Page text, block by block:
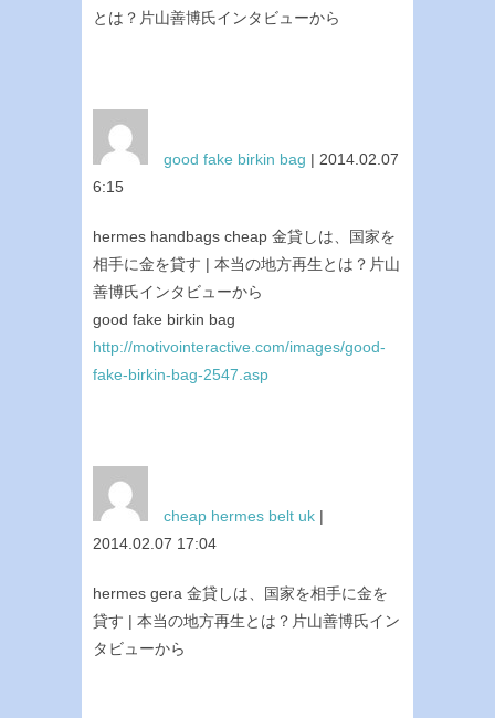
とは？片山善博氏インタビューから
good fake birkin bag | 2014.02.07
6:15
hermes handbags cheap 金貸しは、国家を
相手に金を貸す | 本当の地方再生とは？片山
善博氏インタビューから
good fake birkin bag
http://motivointeractive.com/images/good-
fake-birkin-bag-2547.asp
cheap hermes belt uk |
2014.02.07 17:04
hermes gera 金貸しは、国家を相手に金を
貸す | 本当の地方再生とは？片山善博氏イン
タビューから